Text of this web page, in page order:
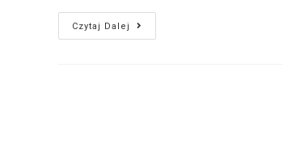
Czytaj Dalej